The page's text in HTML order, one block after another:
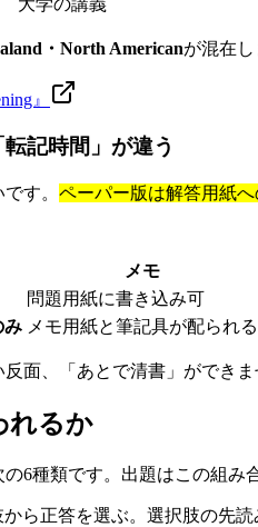
・North Americanが混在
』
記時間」が違う
す。 ペーパー版は解答用紙
メモ
問題用紙に書き込み可
み メモ用紙と筆記具が配られる
面、「あとで清書」ができ
れるか
6種類です。出題はこの組み
から正答を選ぶ。選択肢の先読